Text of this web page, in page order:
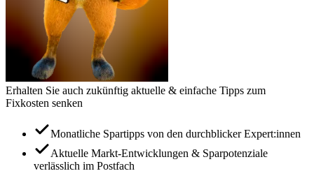
Erhalten Sie auch zukünftig aktuelle & einfache Tipps zum
Fixkosten senken
Monatliche Spartipps von den durchblicker Expert:innen
Aktuelle Markt-Entwicklungen & Sparpotenziale
verlässlich im Postfach